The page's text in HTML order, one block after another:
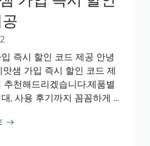
즉시 할인 코드 제공 안녕
맛샘 가입 즉시 할인 코드 제
추천해드리겠습니다.제품별
, 사용 후기까지 꼼꼼하게 …